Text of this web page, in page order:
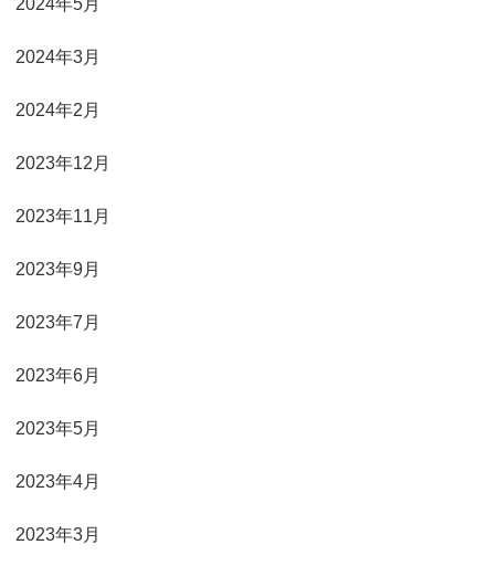
2024年5月
2024年3月
2024年2月
2023年12月
2023年11月
2023年9月
2023年7月
2023年6月
2023年5月
2023年4月
2023年3月